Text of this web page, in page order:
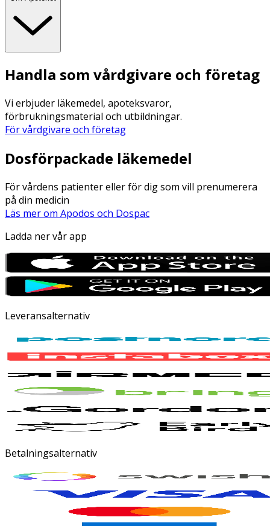
Handla som vårdgivare och företag
Vi erbjuder läkemedel, apoteksvaror,
förbrukningsmaterial och utbildningar.
För vårdgivare och företag
Dosförpackade läkemedel
För vårdens patienter eller för dig som vill prenumerera
på din medicin
Läs mer om Apodos och Dospac
Ladda ner vår app
Leveransalternativ
Betalningsalternativ